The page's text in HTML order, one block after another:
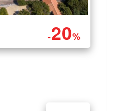
-20%